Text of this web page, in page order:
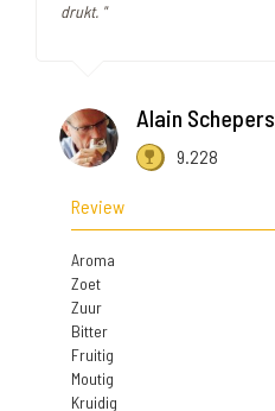
drukt. "
Alain Schepers
9.228
Review
Aroma
Zoet
Zuur
Bitter
Fruitig
Moutig
Kruidig